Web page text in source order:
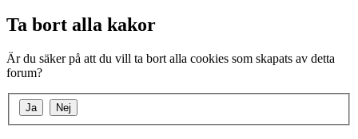
Ta bort alla kakor
Är du säker på att du vill ta bort alla cookies som skapats av detta
forum?